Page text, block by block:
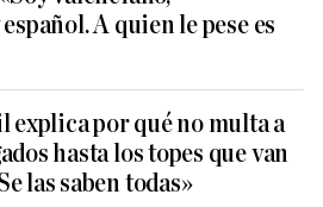
A quien le pese es
explica por qué no multa a
hasta los topes que van
las saben todas»